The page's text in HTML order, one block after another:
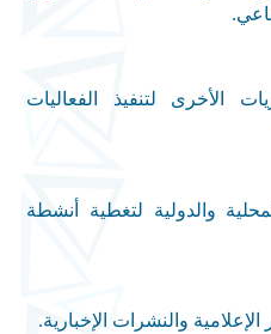
.
الأخرى لتنفيذ الفعاليات
والدولية لتغطية أنشطة
الإعلامية والنشرات الإخبارية.